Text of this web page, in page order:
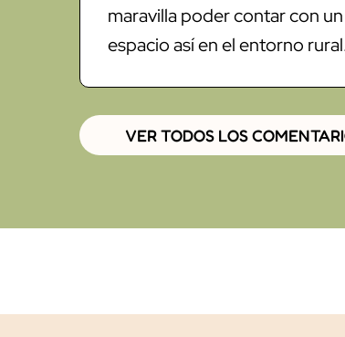
maravilla poder contar con un
espacio así en el entorno
VER TODOS LOS